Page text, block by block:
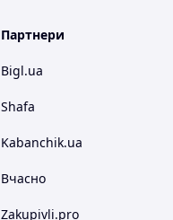
Партнери
Bigl.ua
Shafa
Kabanchik.ua
Вчасно
Zakupivli.pro